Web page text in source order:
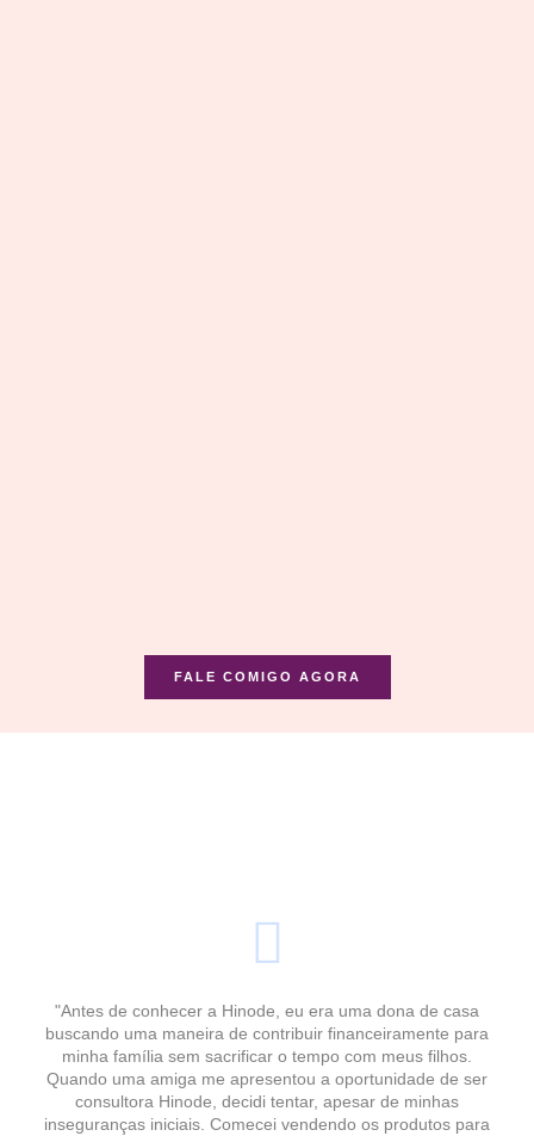
FALE COMIGO AGORA
"Antes de conhecer a Hinode, eu era uma dona de casa
buscando uma maneira de contribuir financeiramente para
minha família sem sacrificar o tempo com meus filhos.
Quando uma amiga me apresentou a oportunidade de ser
consultora Hinode, decidi tentar, apesar de minhas
inseguranças iniciais. Comecei vendendo os produtos para